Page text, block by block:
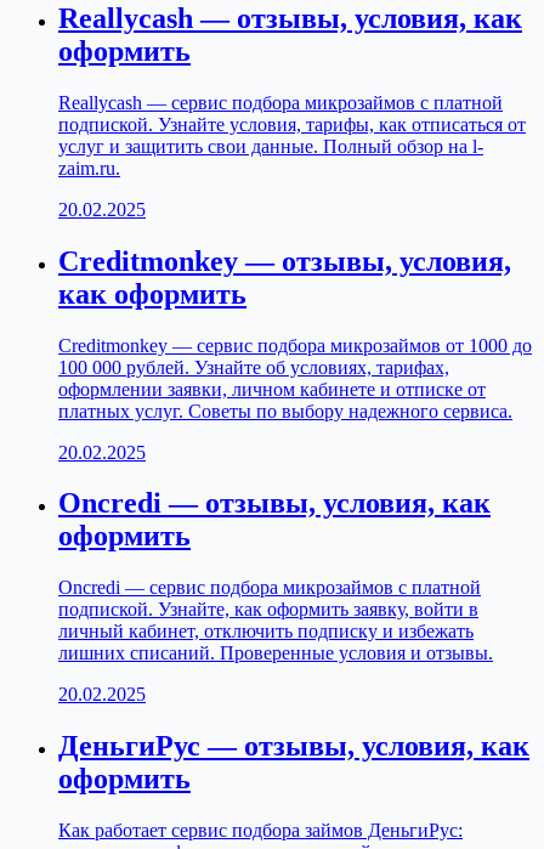
Reallycash — отзывы, условия, как
оформить
Reallycash — сервис подбора микрозаймов с платной
подпиской. Узнайте условия, тарифы, как отписаться от
услуг и защитить свои данные. Полный обзор на l-
zaim.ru.
20.02.2025
Creditmonkey — отзывы, условия,
как оформить
Creditmonkey — сервис подбора микрозаймов от 1000 до
100 000 рублей. Узнайте об условиях, тарифах,
оформлении заявки, личном кабинете и отписке от
платных услуг. Советы по выбору надежного сервиса.
20.02.2025
Oncredi — отзывы, условия, как
оформить
Oncredi — сервис подбора микрозаймов с платной
подпиской. Узнайте, как оформить заявку, войти в
личный кабинет, отключить подписку и избежать
лишних списаний. Проверенные условия и отзывы.
20.02.2025
ДеньгиРус — отзывы, условия, как
оформить
Как работает сервис подбора займов ДеньгиРус: